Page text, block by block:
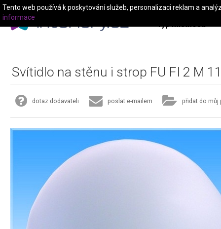
Typ místnosti
Svítidlo na stěnu i strop FU FI 2 M
dotaz dodavateli poslat e-mailem přidat do můj
Tento web používá k poskytování služeb, personalizaci reklam a
informace